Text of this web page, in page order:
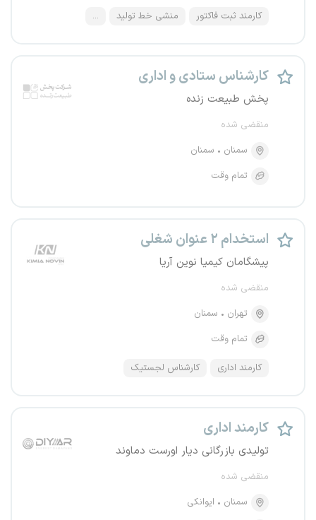
کارمند ثبت فاکتور منشی خط تولید ...
کارشناس ستادی و اداری
پخش طبیعت زنده
منقضی شده
سمنان
سمنان
تمام وقت
استخدام ۲ عنوان شغلی
پیشگامان کیمیا نوین آریا
منقضی شده
تهران
سمنان
تمام وقت
کارمند اداری کارشناس لجستیک
کارمند اداری
تولیدی بازرگانی دیار اورست دماوند
منقضی شده
سمنان
ایوانکی